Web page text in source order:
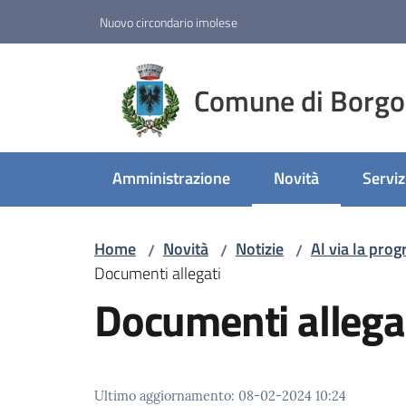
Nuovo circondario imolese
Comune di
Amministrazione Novità
Menu selezionato
Home / Novità / Notizie / Al via la
Documenti allegati
Documenti
Ultimo aggiornamento: 08-02-2024 10:24